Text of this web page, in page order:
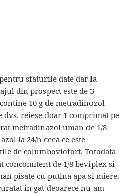
sfaturile date dar la
din prospect este de 3
10 g de metradinozol
dvs. reiese doar 1 comprimat pe
metradinazol uman de 1/8
la 24/h ceea ce este
de columboviofort. Totodata
concomitent de 1/8 beviplex si
pisate cu putina apa si miere.
in gat deoarece nu am